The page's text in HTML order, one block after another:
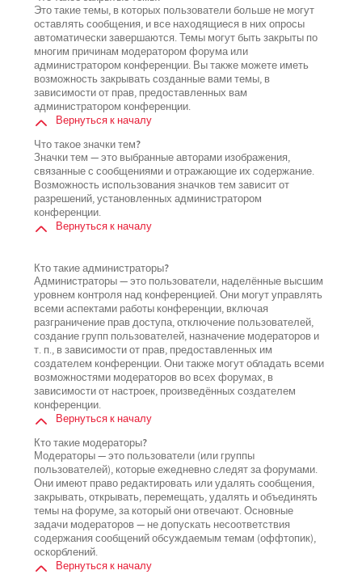
Это такие темы, в которых пользователи больше не могут
оставлять сообщения, и все находящиеся в них опросы
автоматически завершаются. Темы могут быть закрыты по
многим причинам модератором форума или
администратором конференции. Вы также можете иметь
возможность закрывать созданные вами темы, в
зависимости от прав, предоставленных вам
администратором конференции.
Вернуться к началу
Что такое значки тем?
Значки тем — это выбранные авторами изображения,
связанные с сообщениями и отражающие их содержание.
Возможность использования значков тем зависит от
разрешений, установленных администратором
конференции.
Вернуться к началу
Кто такие администраторы?
Администраторы — это пользователи, наделённые высшим
уровнем контроля над конференцией. Они могут управлять
всеми аспектами работы конференции, включая
разграничение прав доступа, отключение пользователей,
создание групп пользователей, назначение модераторов и
т. п., в зависимости от прав, предоставленных им
создателем конференции. Они также могут обладать всеми
возможностями модераторов во всех форумах, в
зависимости от настроек, произведённых создателем
конференции.
Вернуться к началу
Кто такие модераторы?
Модераторы — это пользователи (или группы
пользователей), которые ежедневно следят за форумами.
Они имеют право редактировать или удалять сообщения,
закрывать, открывать, перемещать, удалять и объединять
темы на форуме, за который они отвечают. Основные
задачи модераторов — не допускать несоответствия
содержания сообщений обсуждаемым темам (оффтопик),
оскорблений.
Вернуться к началу